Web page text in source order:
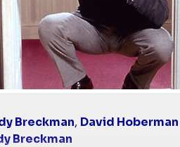
Breckman, David Hoberman
Breckman